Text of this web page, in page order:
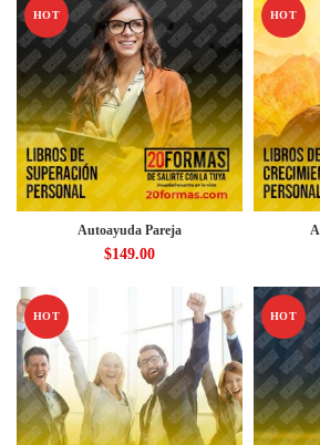
HOT
Autoayuda Pareja
$149.00
HOT
HOT HOT